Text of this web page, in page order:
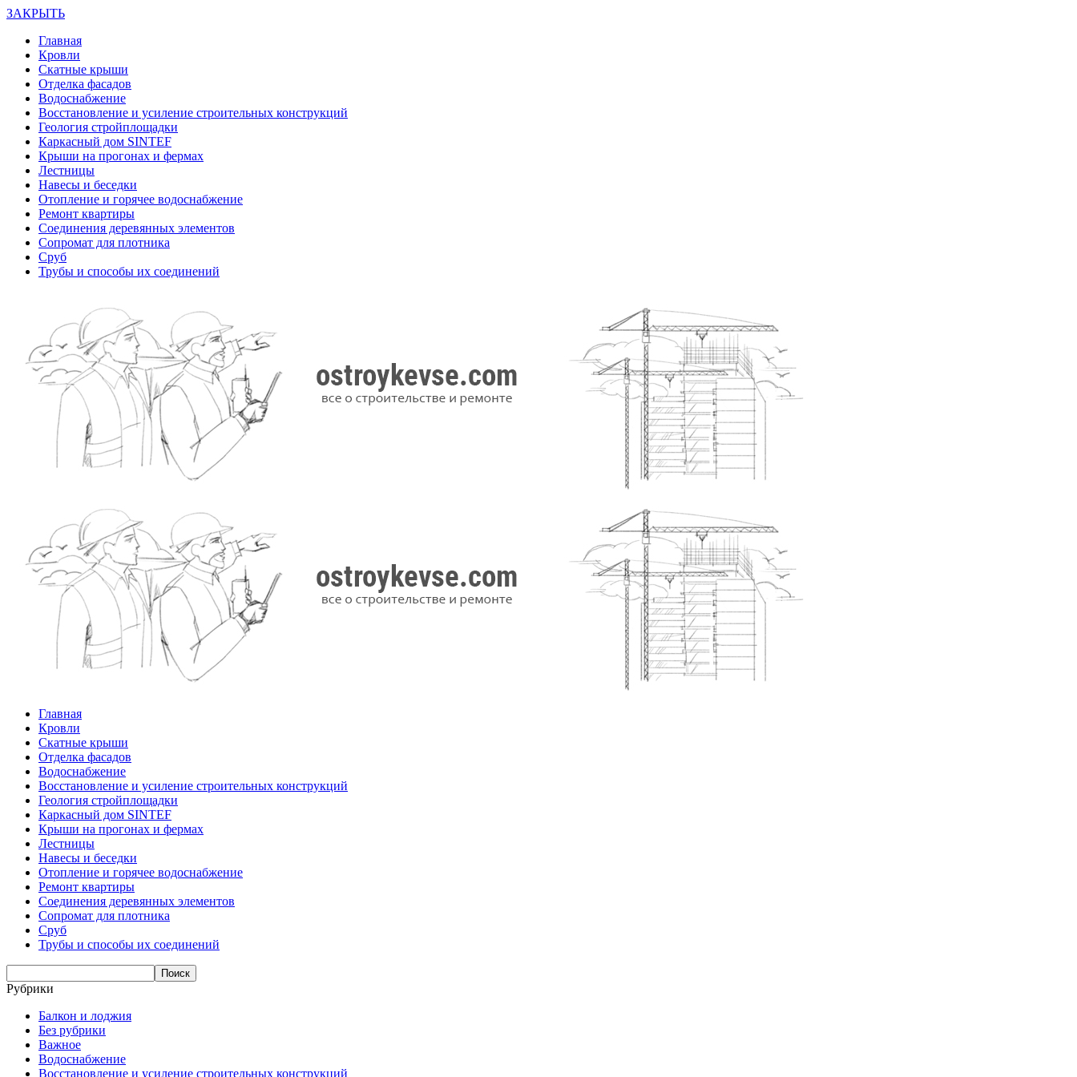
ЗАКРЫТЬ
Главная
Кровли
Скатные крыши
Отделка фасадов
Водоснабжение
Восстановление и усиление строительных конструкций
Геология стройплощадки
Каркасный дом SINTEF
Крыши на прогонах и фермах
Лестницы
Навесы и беседки
Отопление и горячее водоснабжение
Ремонт квартиры
Соединения деревянных элементов
Сопромат для плотника
Сруб
Трубы и способы их соединений
Главная
Кровли
Скатные крыши
Отделка фасадов
Водоснабжение
Восстановление и усиление строительных конструкций
Геология стройплощадки
Каркасный дом SINTEF
Крыши на прогонах и фермах
Лестницы
Навесы и беседки
Отопление и горячее водоснабжение
Ремонт квартиры
Соединения деревянных элементов
Сопромат для плотника
Сруб
Трубы и способы их соединений
Рубрики
Балкон и лоджия
Без рубрики
Важное
Водоснабжение
Восстановление и усиление строительных конструкций